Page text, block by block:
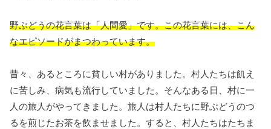
野ぶどうの花言葉は「人間愛」です。この花言葉には、こん
なエピソードがまつわっています。
昔々、あるところに貧しい村がありました。村人たちは飢え
に苦しみ、病気も流行していました。そんなある日、村に一
人の旅人がやってきました。旅人は村人たちに野ぶどうのつ
るを煎じたお茶を飲ませました。すると、村人たちはたちま